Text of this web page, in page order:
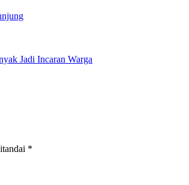
Jadi Incaran Warga
*